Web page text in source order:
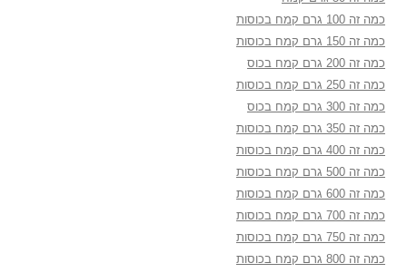
כמה זה 100 גרם קמח בכוסות
כמה זה 150 גרם קמח בכוסות
כמה זה 200 גרם קמח בכוס
כמה זה 250 גרם קמח בכוסות
כמה זה 300 גרם קמח בכוס
כמה זה 350 גרם קמח בכוסות
כמה זה 400 גרם קמח בכוסות
כמה זה 500 גרם קמח בכוסות
כמה זה 600 גרם קמח בכוסות
כמה זה 700 גרם קמח בכוסות
כמה זה 750 גרם קמח בכוסות
כמה זה 800 גרם קמח בכוסות